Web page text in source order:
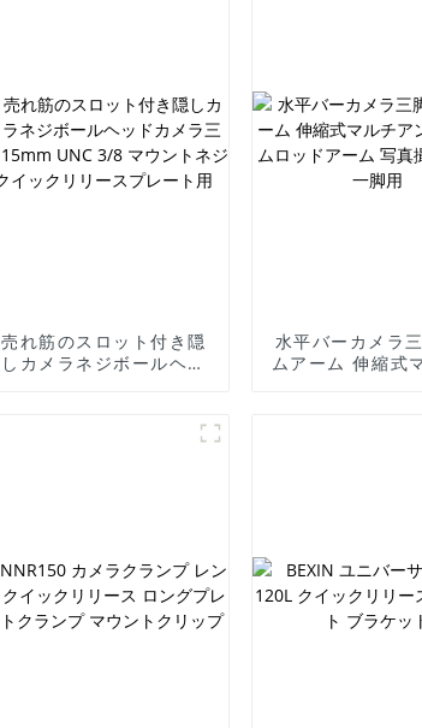
売れ筋のスロット付き隠
しカメラネジボールヘッ
クイックリリースプレー
水平バーカメラ
ムアーム 伸縮式